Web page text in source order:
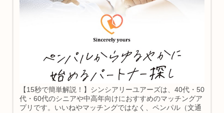
【15秒で簡単解説！】シンシアリーユアーズは、40代・50
代・60代のシニアや中高年向けにおすすめのマッチングア
プリです。いいねやマッチングではなく、ペンパル（文通